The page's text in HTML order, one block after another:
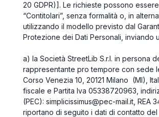
20 GDPR)]. Le richieste possono
“Contitolari”, senza formalità o, in
utilizzando il modello previsto dal
Protezione dei Dati Personali, inviando
a) la Società StreetLib S.r.l. in persona
rappresentante pro tempore con sede
Corso Venezia 10, 20121 Milano (MI),
fiscale e Partita Iva 05338720963,
(PEC): simplicissimus@pec-mail.it, REA
riportano di seguito i dati di contatto del